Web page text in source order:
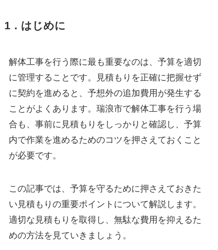
1．はじめに
解体工事を行う際に最も重要なのは、予算を適切
に管理することです。見積もりを正確に把握せず
に契約を進めると、予想外の追加費用が発生する
ことがよくあります。瑞浪市で解体工事を行う場
合も、事前に見積もりをしっかりと確認し、予算
内で作業を進めるためのコツを押さえておくこと
が必要です。
この記事では、予算を守るために押さえておきた
い見積もりの重要ポイントについて解説します。
適切な見積もりを取得し、無駄な費用を抑えるた
めの方法を見ていきましょう。